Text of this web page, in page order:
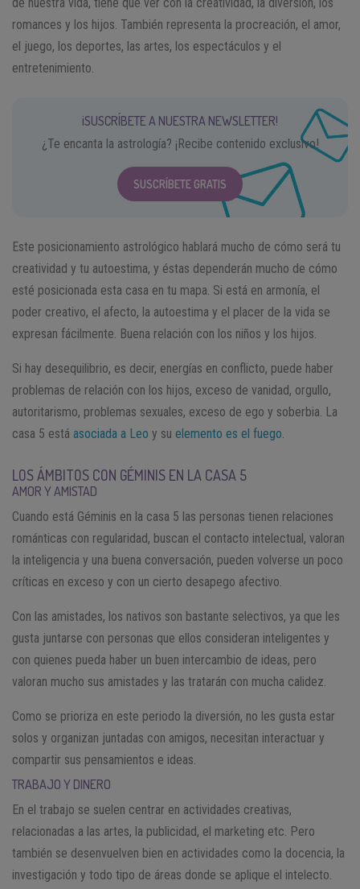
romances y los hijos. También representa la procreación, el amor,
el juego, los deportes, las artes, los espectáculos y el
entretenimiento.
¡SUSCRÍBETE A NUESTRA NEWSLETTER!
¿Te encanta la astrología? ¡Recibe contenido exclusivo!
SUSCRÍBETE GRATIS
Este posicionamiento astrológico hablará mucho de cómo será tu
creatividad y tu autoestima, y éstas dependerán mucho de cómo
esté posicionada esta casa en tu mapa. Si está en armonía, el
poder creativo, el afecto, la autoestima y el placer de la vida se
expresan fácilmente. Buena relación con los niños y los hijos.
Si hay desequilibrio, es decir, energías en conflicto, puede haber
problemas de relación con los hijos, exceso de vanidad, orgullo,
autoritarismo, problemas sexuales, exceso de ego y soberbia. La
casa 5 está asociada a Leo y su elemento es el fuego
LOS ÁMBITOS CON GÉMINIS EN LA CASA 5
AMOR Y AMISTAD
Cuando está Géminis en la casa 5 las personas tienen relaciones
románticas con regularidad, buscan el contacto intelectual, valoran
la inteligencia y una buena conversación, pueden volverse un poco
críticas en exceso y con un cierto desapego afectivo.
Con las amistades, los nativos son bastante selectivos, ya que les
gusta juntarse con personas que ellos consideran inteligentes y
con quienes pueda haber un buen intercambio de ideas, pero
valoran mucho sus amistades y las tratarán con mucha calidez.
Como se prioriza en este periodo la diversión, no les gusta estar
solos y organizan juntadas con amigos, necesitan interactuar y
compartir sus pensamientos e ideas.
TRABAJO Y DINERO
En el trabajo se suelen centrar en actividades creativas,
relacionadas a las artes, la publicidad, el marketing etc. Pero
también se desenvuelven bien en actividades como la docencia, la
investigación y todo tipo de áreas donde se aplique el intelecto.